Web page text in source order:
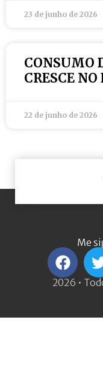
23 de junho de 2026
CONSUMO
CRESCE
22 de junho de 2026
Me
2026 •